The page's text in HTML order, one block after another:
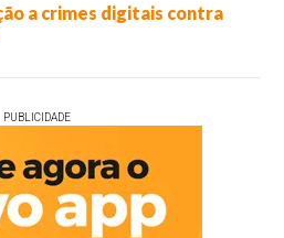
a crimes digitais contra
PUBLICIDADE